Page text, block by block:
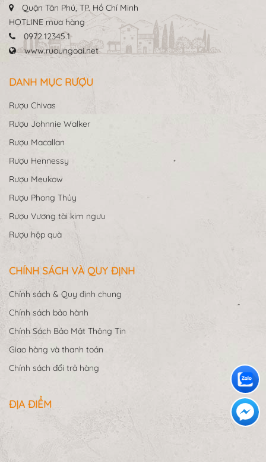
Quận Tân Phú, TP. Hồ Chí Minh
HOTLINE mua hàng
0972.12345.1
www.ruoungoai.net
DANH MỤC RƯỢU
Rượu Chivas
Rượu Johnnie Walker
Rượu Macallan
Rượu Hennessy
Rượu Meukow
Rượu Phong Thủy
Rượu Vương tài kim ngưu
Rượu hộp quà
CHÍNH SÁCH VÀ QUY ĐỊNH
Chính sách & Quy định chung
Chính sách bảo hành
Chính Sách Bảo Mật Thông Tin
Giao hàng và thanh toán
Chính sách đổi trả hàng
ĐỊA ĐIỂM